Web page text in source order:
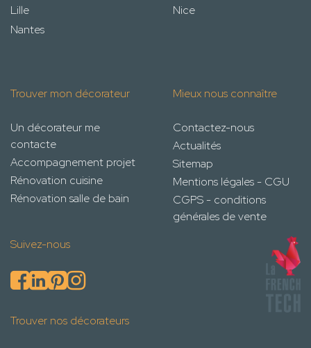
Lille
Nice
Nantes
Trouver mon décorateur
Un décorateur me
contacte
Accompagnement projet
Rénovation cuisine
Rénovation salle de bain
Mieux nous connaître
Contactez-nous
Actualités
Sitemap
Mentions légales - CGU
CGPS - conditions
générales de vente
Suivez-nous
Trouver nos décorateurs